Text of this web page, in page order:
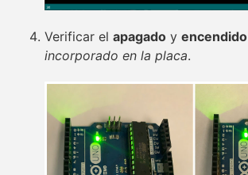
Verificar el apagado y encendido
incorporado en la placa.